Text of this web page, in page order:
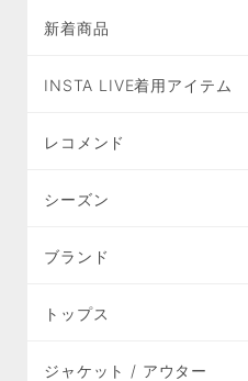
新着商品
INSTA LIVE着用アイテム
レコメンド
シーズン
ブランド
トップス
ジャケット / アウター